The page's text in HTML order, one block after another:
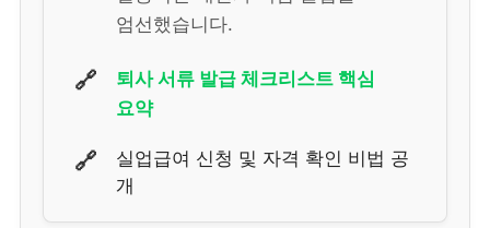
엄선했습니다.
🔗
퇴사 서류 발급 체크리스트 핵심
요약
🔗
실업급여 신청 및 자격 확인 비법 공
개